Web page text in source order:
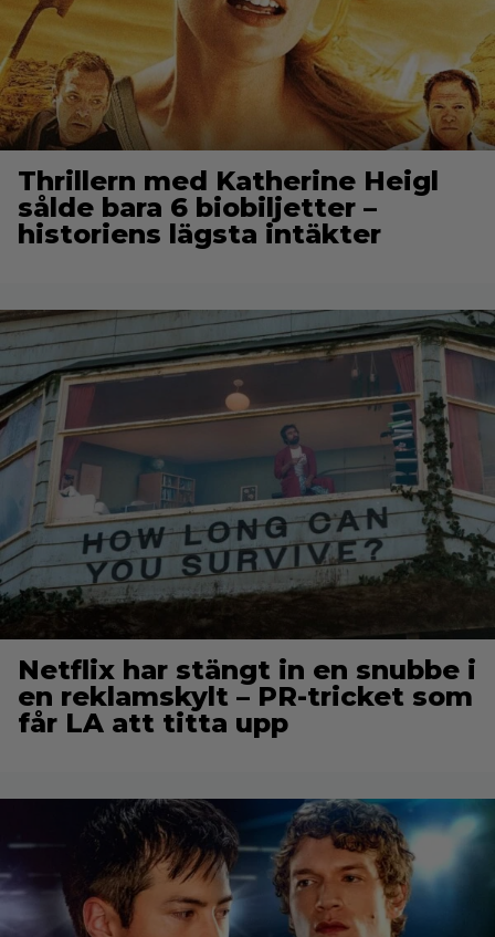
Thrillern med Katherine Heigl
sålde bara 6 biobiljetter –
historiens lägsta intäkter
Netflix har stängt in en snubbe i
en reklamskylt – PR-tricket som
får LA att titta upp